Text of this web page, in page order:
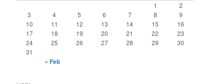
1
2
3
4 5 6 7 8
9
10
11 12 13 14 15
16
17
18 19 20 21 22
23
24
25 26 27 28 29
30
31
« Feb